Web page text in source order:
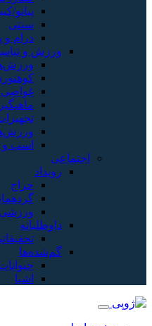
پیانو/
سنتی
درام و
ورزش و
اسب و
اجتماعی
رویداد
حراج
ورزشی
داوطلبانه
گم‌شده‌ها
اشیا